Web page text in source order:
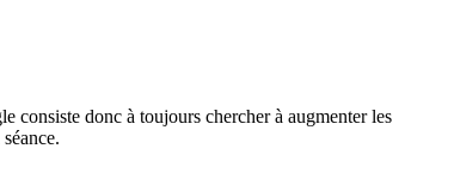
consiste donc à toujours chercher à augmenter les